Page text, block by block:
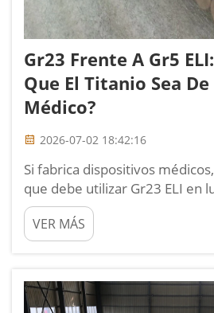
Gr23 Frente A Gr5
Que El Titanio Sea
Médico?
2026-07-02 18:42:16
Si fabrica dispositivos
que debe utilizar Gr23 ELI en
Gr5 estándar. Ambas son Ti-
contenido de aluminio y
a la Gr23 en una aleación para
intersticiales extra bajos). La
oxígeno a un máximo del 0,13
VER MÁS